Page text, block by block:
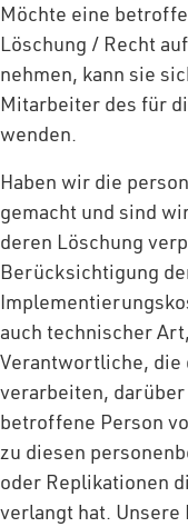
Möchte eine
Löschung / Recht
nehmen, kann sie
Mitarbeiter des für
wenden.
Haben wir die
gemacht und sind
deren Löschung
Berücksichtigung
auch technischer
Verantwortliche, die
verarbeiten,
betroffene Person
zu diesen
oder Replikationen
verlangt hat.